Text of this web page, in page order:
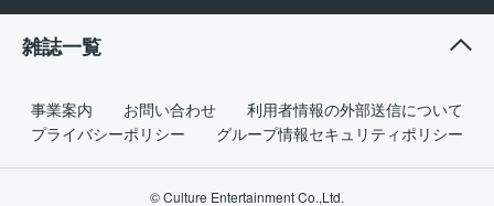
雑誌一覧
事業案内 お問い合わせ
利用者情報の外部送信について
プライバシーポリシー
グループ情報セキュリティポリシー
© Culture Entertainment Co.,Ltd.